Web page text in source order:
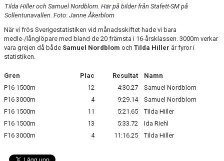
Tilda Hiller och Samuel Nordblom. Här på bilder från Stafett-SM på
Sollentunavallen. Foto: Janne Åkerblom
När vi frös Sverigestatistiken vid månadsskiftet hade vi bara
medle-/långlöpare med bland de 20 främsta i 16-årsklassen. 3000m verkar
vara grejen då både Samuel Nordblom och Tilda Hiller är fyror i
statistiken.
Gren Plac Resultat
Namn
P16 1500m
12 4:30.27
Samuel Nordblom
P16 3000m
4 9:29.14
Samuel Nordblom
F16 1500m
11 5:21.65
Tilda Hiller
F16 1500m
13 5:33.72
Ida Riehl
F16 3000m
4 11:16.25 Tilda Hiller